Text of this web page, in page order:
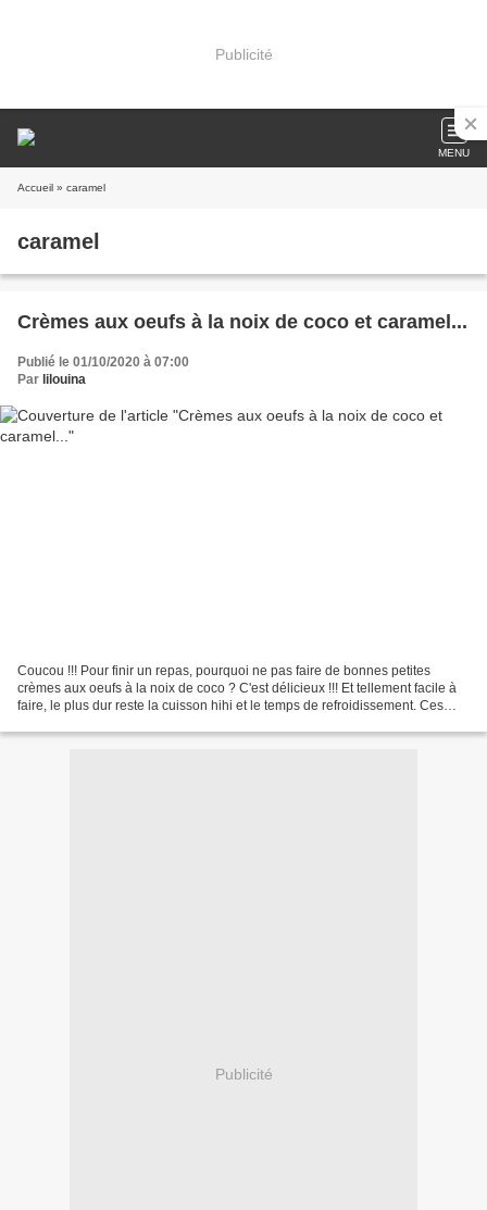
Publicité
MENU
Accueil » caramel
caramel
Crèmes aux oeufs à la noix de coco et caramel...
Publié le 01/10/2020 à 07:00
Par lilouina
Coucou !!! Pour finir un repas, pourquoi ne pas faire de bonnes petites
crèmes aux oeufs à la noix de coco ? C'est délicieux !!! Et tellement facile à
faire, le plus dur reste la cuisson hihi et le temps de refroidissement. Ces
Publicité